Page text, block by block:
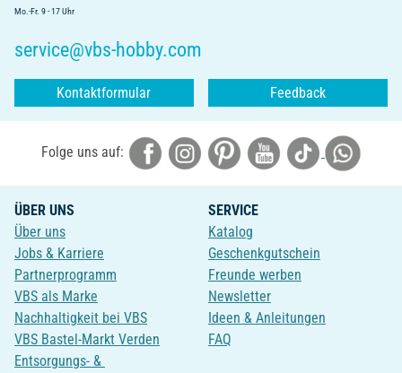
Mo.-Fr. 9 - 17 Uhr
service@vbs-hobby.com
Kontaktformular Feedback
Folge uns auf:
ÜBER UNS
Über uns
Jobs & Karriere
Partnerprogramm
VBS als Marke
Nachhaltigkeit bei VBS
VBS Bastel-Markt Verden
Entsorgungs- &
SERVICE
Katalog
Geschenkgutschein
Freunde werben
Newsletter
Ideen & Anleitungen
FAQ